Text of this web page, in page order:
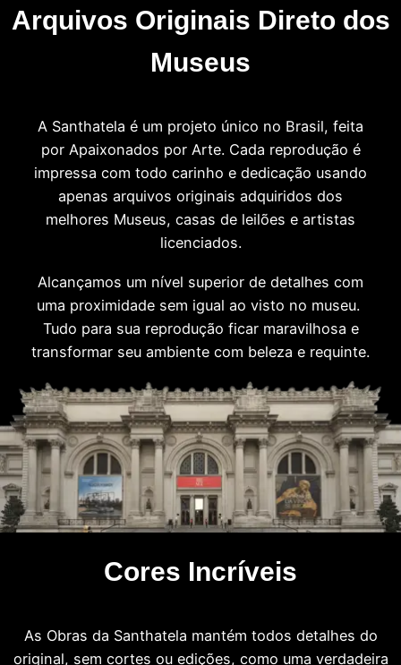
Arquivos Originais Direto dos
Museus
A Santhatela é um projeto único no Brasil, feita
por Apaixonados por Arte. Cada reprodução é
impressa com todo carinho e dedicação usando
apenas arquivos originais adquiridos dos
melhores Museus, casas de leilões e artistas
licenciados.
Alcançamos um nível superior de detalhes com
uma proximidade sem igual ao visto no museu.
Tudo para sua reprodução ficar maravilhosa e
transformar seu ambiente com beleza e requinte.
Cores Incríveis
As Obras da Santhatela mantém todos detalhes do
original, sem cortes ou edições, como uma verdadeira